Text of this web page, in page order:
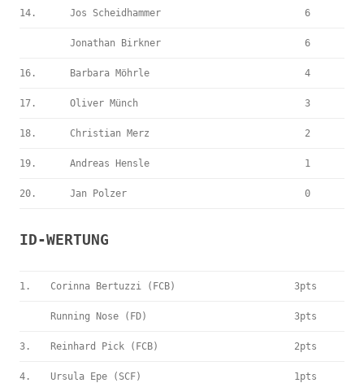
14. Jos Scheidhammer 6
Jonathan Birkner 6
16. Barbara Möhrle 4
17. Oliver Münch 3
18. Christian Merz 2
19. Andreas Hensle 1
20. Jan Polzer 0
ID-WERTUNG
1. Corinna Bertuzzi (FCB) 3pts
Running Nose (FD) 3pts
3. Reinhard Pick (FCB) 2pts
4. Ursula Epe (SCF) 1pts